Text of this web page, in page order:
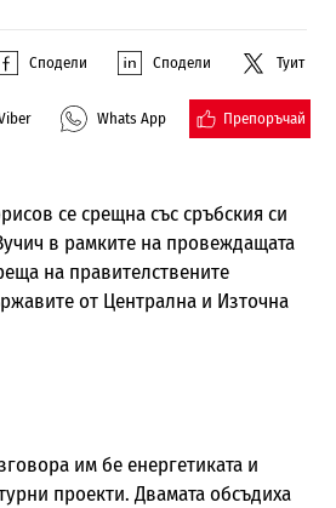
Сподели Сподели Туит
Whats App Препоръчай
се срещна със сръбския си
в рамките на провеждащата
на правителствените
от Централна и Източна
им бе енергетиката и
проекти. Двамата обсъдиха